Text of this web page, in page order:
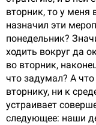
вторник, то у меня
назначил эти
понедельник?
ходить вокруг да
во вторник,
что задумал? А
вторнику, ни к
устраивает
следующее: наши